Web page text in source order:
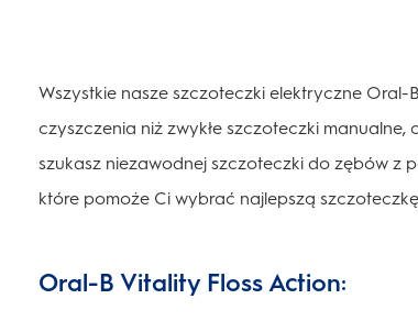
Wszystkie nasze szczoteczki elektryczne Oral-
czyszczenia niż zwykłe szczoteczki manualne,
szukasz niezawodnej szczoteczki do zębów z
które pomoże Ci wybrać najlepszą
Oral-B Vitality Floss Action: